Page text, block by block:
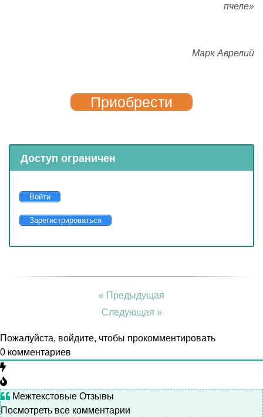
пчеле»
Марк Аврелий
Приобрести
Доступ ограничен
Войти
Зарегистрироваться
« Предыдущая
Следующая »
Пожалуйста, войдите, чтобы прокомментировать
0 комментариев
Межтекстовые Отзывы
Посмотреть все комментарии